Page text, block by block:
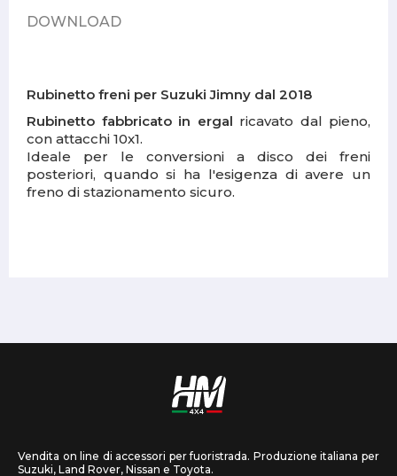
DOWNLOAD
Rubinetto freni per Suzuki Jimny dal 2018
Rubinetto fabbricato in ergal ricavato dal pieno,
con attacchi 10x1.
Ideale per le conversioni a disco dei freni
posteriori, quando si ha l'esigenza di avere un
freno di stazionamento sicuro.
Vendita on line di accessori per fuoristrada. Produzione italiana per
Suzuki, Land Rover, Nissan e Toyota.